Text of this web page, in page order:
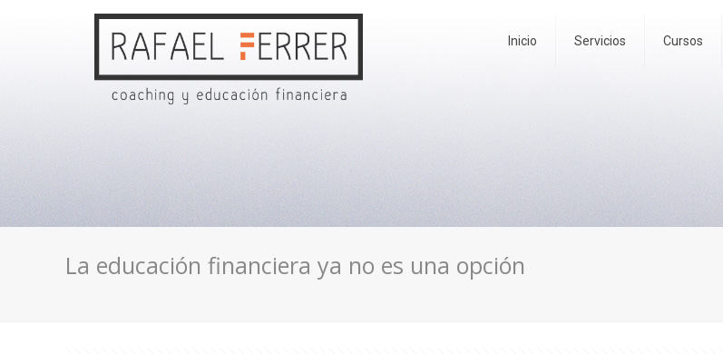
Inicio Servicios Cursos
La educación financiera ya no es una opción